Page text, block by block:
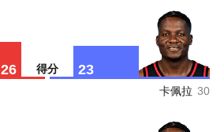
26 得分 23
卡佩拉 30